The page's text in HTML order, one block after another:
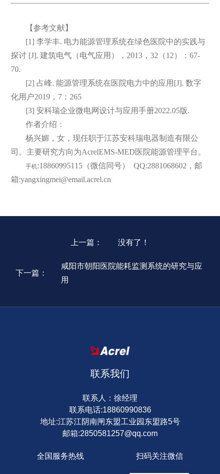
【参考文献】
[1] 李学丰. 电力能源管理系统在绿色医院中的实践与
探讨 [J]. 建筑电气（电气应用），2013，32（12）：67-
70.
[2] 占峰. 能源管理系统在医院电力中的应用[J]. 数字
化用户2019，7：265
[3] 安科瑞企业微电网设计与应用手册2022.05版.
作者介绍：
杨兴媚，女，现任职于江苏安科瑞电器制造有限公
司。主要研究方向为AcrelEMS-MED医院能源管理平台。
手机:18860995115（微信同号） QQ:2881068602，邮
箱:yangxingmei@email.acrel.cn
上一篇： 没有了！
下一篇：
咸阳市朝阳医院能耗监测系统的研究与应
用
联系我们
联系人：徐经理
联系电话:18860990836
地址:江苏江阴南闸东盟工业园东盟路5号
邮箱:2850581257@qq.com
全国服务热线 扫码关注微信